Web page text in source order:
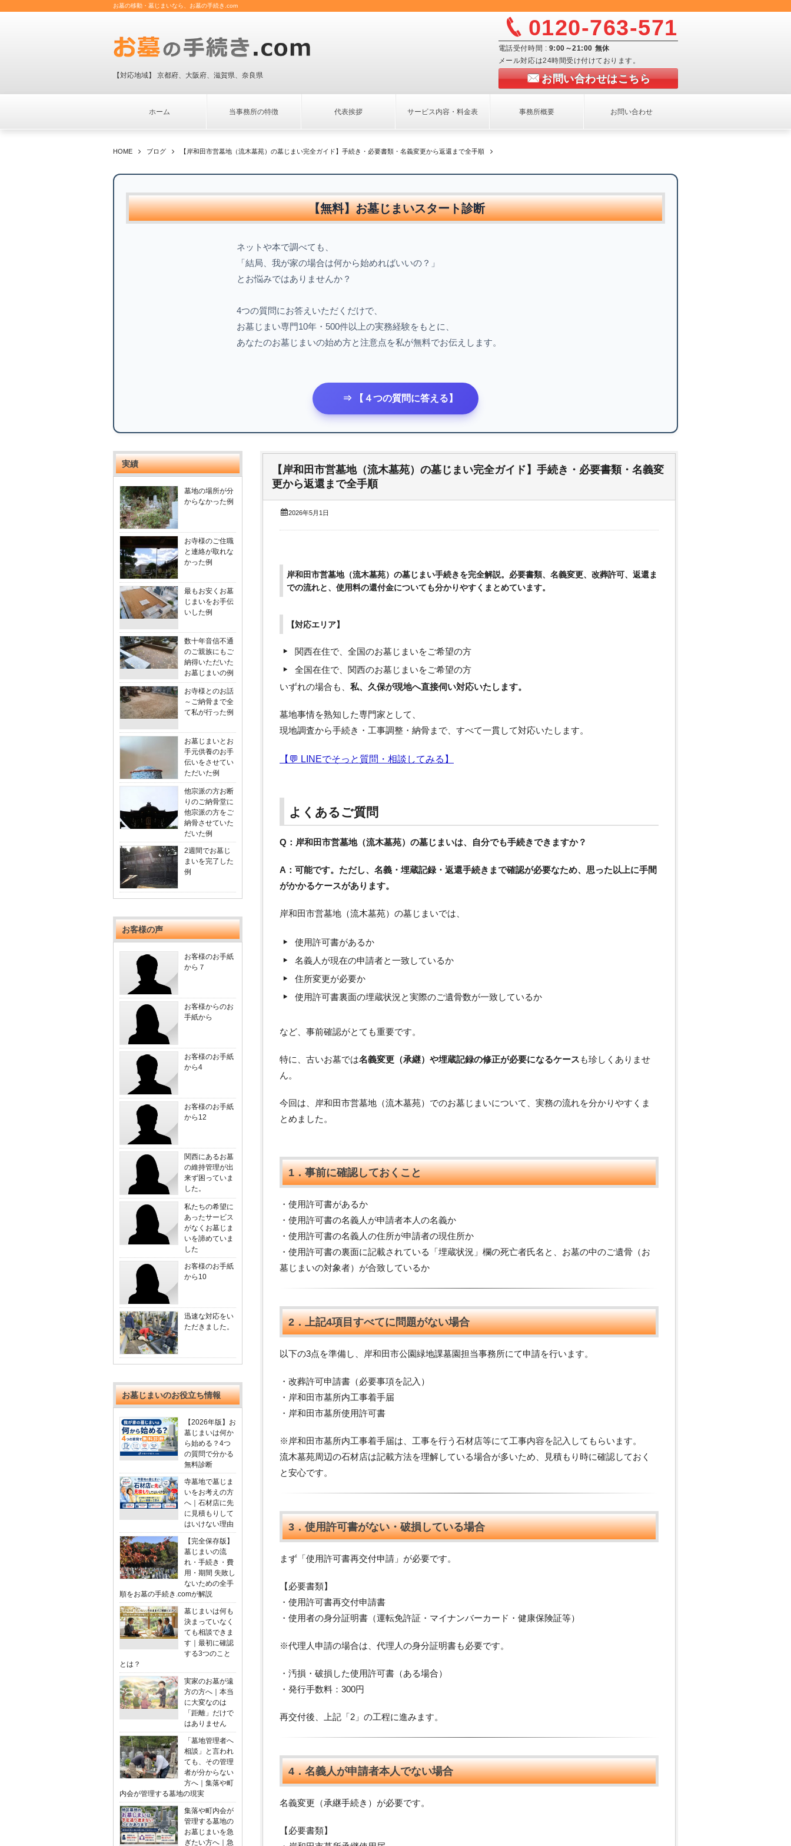
お墓の移動・墓じまいなら、お墓の手続き.com
【対応地域】 京都府、大阪府、滋賀県、奈良県
0120-763-571
電話受付時間 : 9:00～21:00 無休
メール対応は24時間受け付けております。
お問い合わせはこちら
ホーム 当事務所の特徴 代表挨拶 サービス内容・料金表 事務所概要 お問い合わせ
HOME ブログ 【岸和田市営墓地（流木墓苑）の墓じまい完全ガイド】手続き・必要書類・名義変更から返還まで全手順
【無料】お墓じまいスタート診断
ネットや本で調べても、
「結局、我が家の場合は何から始めればいいの？」
とお悩みではありませんか？
4つの質問にお答えいただくだけで、
お墓じまい専門10年・500件以上の実務経験をもとに、
あなたのお墓じまいの始め方と注意点を私が無料でお伝えします。
⇒ 【４つの質問に答える】
【岸和田市営墓地（流木墓苑）の墓じまい完全ガイド】手続き・必要書類・名義変
更から返還まで全手順
2026年5月1日
岸和田市営墓地（流木墓苑）の墓じまい手続きを完全解説。必要書類、名義変更、改葬許可、返還ま
での流れと、使用料の還付金についても分かりやすくまとめています。
【対応エリア】
関西在住で、全国のお墓じまいをご希望の方
全国在住で、関西のお墓じまいをご希望の方
いずれの場合も、 私、久保が現地へ直接伺い対応いたします。
墓地事情を熟知した専門家として、
現地調査から手続き・工事調整・納骨まで、すべて一貫して対応いたします。
【💬 LINEでそっと質問・相談してみる】
よくあるご質問
Q：岸和田市営墓地（流木墓苑）の墓じまいは、自分でも手続きできますか？
A：可能です。ただし、名義・埋蔵記録・返還手続きまで確認が必要なため、思った以上に手間
がかかるケースがあります。
岸和田市営墓地（流木墓苑）の墓じまいでは、
使用許可書があるか
名義人が現在の申請者と一致しているか
住所変更が必要か
使用許可書裏面の埋蔵状況と実際のご遺骨数が一致しているか
など、事前確認がとても重要です。
特に、古いお墓では名義変更（承継）や埋蔵記録の修正が必要になるケース も珍しくありませ
ん。
今回は、岸和田市営墓地（流木墓苑）でのお墓じまいについて、実務の流れを分かりやすくま
とめました。
1．事前に確認しておくこと
・使用許可書があるか
・使用許可書の名義人が申請者本人の名義か
・使用許可書の名義人の住所が申請者の現住所か
・使用許可書の裏面に記載されている「埋蔵状況」欄の死亡者氏名と、お墓の中のご遺骨（お
墓じまいの対象者）が合致しているか
2．上記4項目すべてに問題がない場合
以下の3点を準備し、岸和田市公園緑地課墓園担当事務所にて申請を行います。
・改葬許可申請書（必要事項を記入）
・岸和田市墓所内工事着手届
・岸和田市墓所使用許可書
※岸和田市墓所内工事着手届は、工事を行う石材店等にて工事内容を記入してもらいます。
流木墓苑周辺の石材店は記載方法を理解している場合が多いため、見積もり時に確認しておく
と安心です。
3．使用許可書がない・破損している場合
まず「使用許可書再交付申請」が必要です。
【必要書類】
・使用許可書再交付申請書
・使用者の身分証明書（運転免許証・マイナンバーカード・健康保険証等）
※代理人申請の場合は、代理人の身分証明書も必要です。
・汚損・破損した使用許可書（ある場合）
・発行手数料：300円
再交付後、上記「2」の工程に進みます。
4．名義人が申請者本人でない場合
名義変更（承継手続き）が必要です。
【必要書類】
実績
墓地の場所が分
からなかった例
お寺様のご住職
と連絡が取れな
かった例
最もお安くお墓
じまいをお手伝
いした例
数十年音信不通
のご親族にもご
納得いただいた
お墓じまいの例
お寺様とのお話
～ご納骨まで全
て私が行った例
お墓じまいとお
手元供養のお手
伝いをさせてい
ただいた例
他宗派の方お断
りのご納骨堂に
他宗派の方をご
納骨させていた
だいた例
2週間でお墓じ
まいを完了した
例
お客様の声
お客様のお手紙
から７
お客様からのお
手紙から
お客様のお手紙
から4
お客様のお手紙
から12
関西にあるお墓
の維持管理が出
来ず困っていま
した。
私たちの希望に
あったサービス
がなくお墓じま
いを諦めていま
した
お客様のお手紙
から10
迅速な対応をい
ただきました。
お墓じまいのお役立ち情報
【2026年版】お
墓じまいは何か
ら始める？4つ
の質問で分かる
無料診断
寺墓地で墓じま
いをお考えの方
へ｜石材店に先
に見積もりして
はいけない理由
【完全保存版】
墓じまいの流
れ・手続き・費
用・期間 失敗し
ないための全手
順をお墓の手続き.comが解説
墓じまいは何も
決まっていなく
ても相談できま
す｜最初に確認
する3つのこと
とは？
実家のお墓が遠
方の方へ｜本当
に大変なのは
「距離」だけで
はありません
「墓地管理者へ
相談」と言われ
ても、その管理
者が分からない
方へ｜集落や町
内会が管理する墓地の現実
集落や町内会が
管理する墓地の
お墓じまいを急
ぎたい方へ｜急